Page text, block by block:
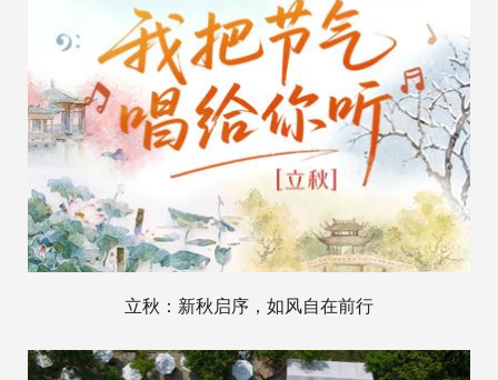
立秋：新秋启序，如风自在前行